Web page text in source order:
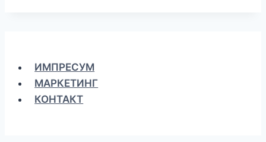
ИМПРЕСУМ
МАРКЕТИНГ
КОНТАКТ